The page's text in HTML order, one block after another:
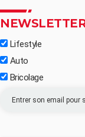
Lifestyle
Auto
Bricolage